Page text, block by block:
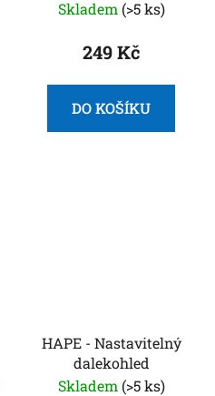
Skladem (>5 ks)
249 Kč
DO KOŠÍKU
HAPE - Nastavitelný
dalekohled
Skladem (>5 ks)